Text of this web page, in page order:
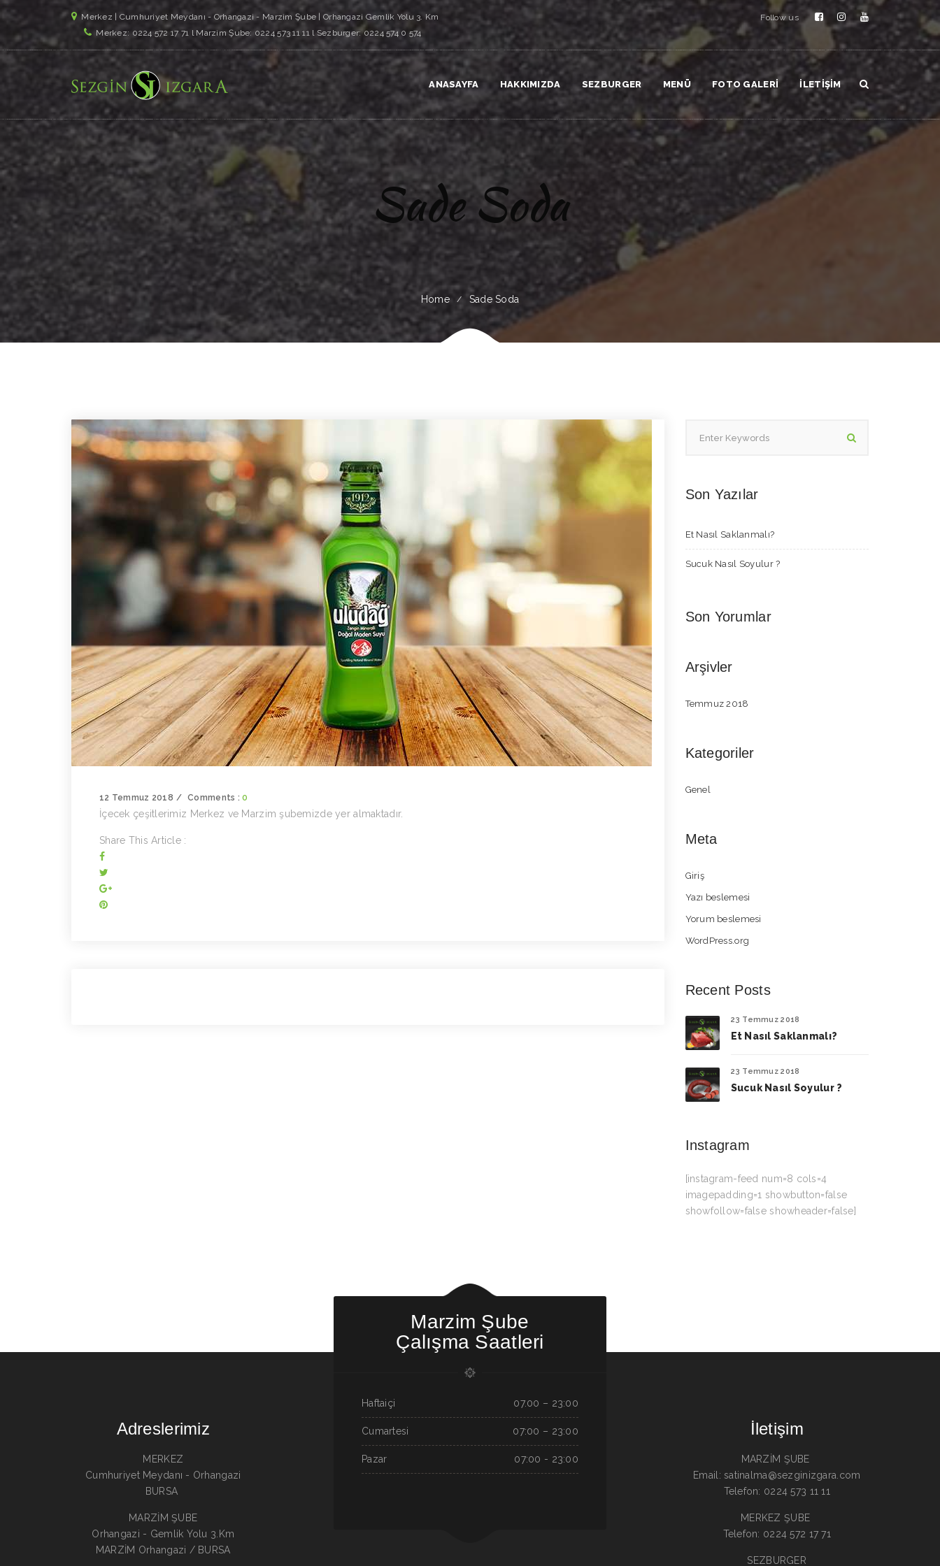
Merkez | Cumhuriyet Meydanı - Orhangazi - Marzim Şube | Orhangazi Gemlik Yolu 3. Km
Merkez: 0224 572 17 71 l Marzim Şube: 0224 573 11 11 l Sezburger: 0224 574 0 574
Follow us
ANASAYFA HAKKIMIZDA SEZBURGER MENÜ FOTO GALERI İLETIŞIM
Sade Soda
Home Sade Soda
12 Temmuz 2018 Comments :0
İçecek çeşitlerimiz Merkez ve Marzim şubemizde yer almaktadır.
Share This Article :
Son Yazılar
Et Nasıl Saklanmalı?
Sucuk Nasıl Soyulur ?
Son Yorumlar
Arşivler
Temmuz 2018
Kategoriler
Genel
Meta
Giriş
Yazı beslemesi
Yorum beslemesi
WordPress.org
Recent Posts
23 Temmuz 2018
Et Nasıl Saklanmalı?
23 Temmuz 2018
Sucuk Nasıl Soyulur ?
Instagram
[instagram-feed num=8 cols=4
imagepadding=1 showbutton=false
showfollow=false showheader=false]
Adreslerimiz
MERKEZ
Cumhuriyet Meydanı - Orhangazi
BURSA
MARZİM ŞUBE
Orhangazi - Gemlik Yolu 3.Km
MARZİM Orhangazi / BURSA
Marzim Şube
Çalışma Saatleri
Haftaiçi 07.00 – 23:00
Cumartesi 07:00 – 23:00
Pazar 07:00 - 23:00
İletişim
MARZİM ŞUBE
Email: satinalma@sezginizgara.com
Telefon: 0224 573 11 11
MERKEZ ŞUBE
Telefon: 0224 572 17 71
SEZBURGER